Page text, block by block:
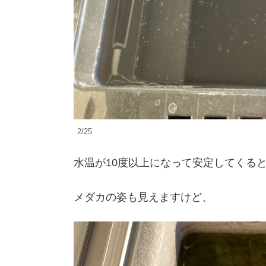
2/25
水温が10度以上になって安定してくる
メダカの姿も見えますけど、